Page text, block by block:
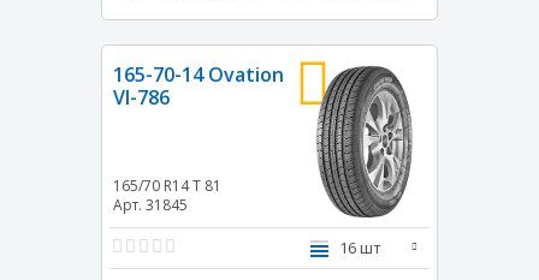
165-70-14 Ovation
VI-786
165/70 R14T 81
Арт. 31845
16 шт